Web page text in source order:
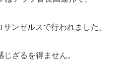
ンゼルスで行われました。
ざるを得ません。